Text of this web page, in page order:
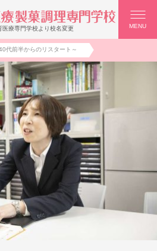
療専門学校より校名変更 MENU
代前半からのリスタート～